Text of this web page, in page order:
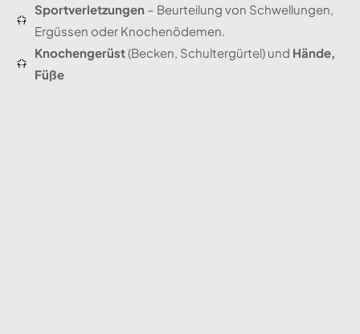
Sportverletzungen – Beurteilung von Schwellungen,
Ergüssen oder Knochenödemen.
Knochengerüst(Becken, Schultergürtel) und Hände,
Füße